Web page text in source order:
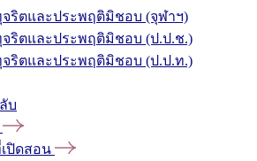
จริตและประพฤติมิชอบ (จุฬาฯ)
จริตและประพฤติมิชอบ (ป.ป.ช.)
จริตและประพฤติมิชอบ (ป.ป.ท.)
บ
ปิดสอน